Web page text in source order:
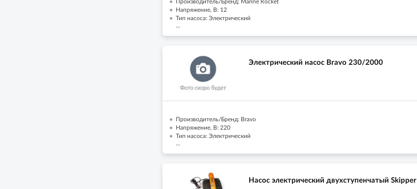
Производитель/Бренд: Marine Rocket
Напряжение, В: 12
Тип насоса: Электрический
...
Электрический насос Bravo 230/2000
Производитель/Бренд: Bravo
Напряжение, В: 220
Тип насоса: Электрический
...
Насос электрический двухступенчатый Skipper